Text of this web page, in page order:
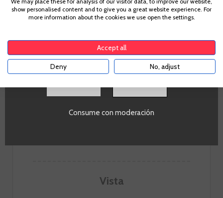
9
Vista
Para acceder a enbotella, debes tener la edad legal de
tu país de residencia, lo cual es suficiente para
aplicable. Confirma si tienes más de18años
Consume con moderación
show personalised content and to give you a great website experience. For
more information about the cookies we use open the settings.
Accept all
Deny No, adjust